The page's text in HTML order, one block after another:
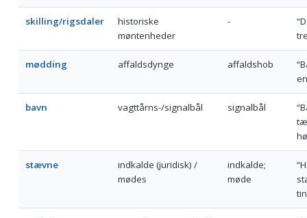
skilling/rigsdaler
historiske
møntenheder
-
mødding affaldsdynge affaldshob
bavn vagttårns-/signalbål signalbål
stævne
indkalde (juridisk) /
mødes
indkalde;
møde